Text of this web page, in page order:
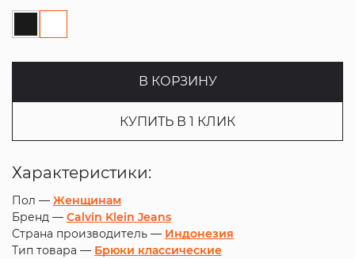
В КОРЗИНУ
КУПИТЬ В 1 КЛИК
Характеристики:
Пол — Женщинам
Бренд — Calvin Klein Jeans
Страна производитель — Индонезия
Тип товара — Брюки классические